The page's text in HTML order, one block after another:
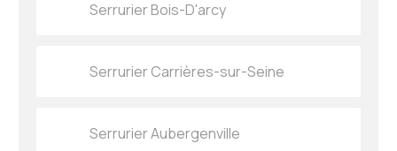
Serrurier Bois-D'arcy
Serrurier Carrières-sur-Seine
Serrurier Aubergenville